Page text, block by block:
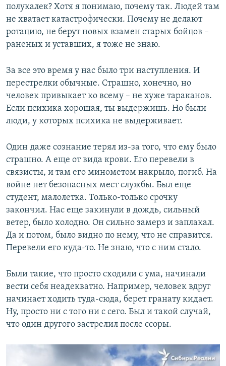
полукалек? Хотя я понимаю, почему так. Людей там
не хватает катастрофически. Почему не делают
ротацию, не берут новых взамен старых бойцов –
раненых и уставших, я тоже не знаю.
За все это время у нас было три наступления. И
перестрелки обычные. Страшно, конечно, но
человек привыкает ко всему – не хуже тараканов.
Если психика хорошая, ты выдержишь. Но были
люди, у которых психика не выдерживает.
Один даже сознание терял из-за того, что ему было
страшно. А еще от вида крови. Его перевели в
связисты, и там его минометом накрыло, погиб. На
войне нет безопасных мест службы. Был еще
студент, малолетка. Только-только срочку
закончил. Нас еще закинули в дождь, сильный
ветер, было холодно. Он сильно замерз и заплакал.
Да и потом, было видно по нему, что не справится.
Перевели его куда-то. Не знаю, что с ним стало.
Были такие, что просто сходили с ума, начинали
вести себя неадекватно. Например, человек вдруг
начинает ходить туда-сюда, берет гранату кидает.
Ну, просто ни с того ни с сего. Был и такой случай,
что один другого застрелил после ссоры.